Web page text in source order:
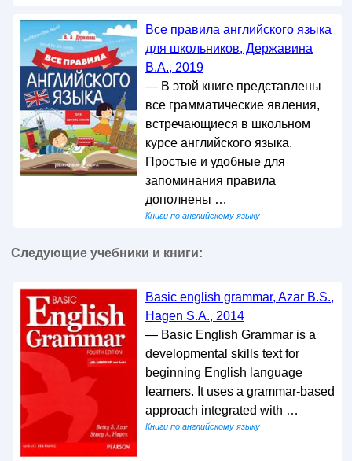
Все правила английского языка
для школьников, Державина
В.А., 2019
— В этой книге представлены
все грамматические явления,
встречающиеся в школьном
курсе английского языка.
Простые и удобные для
запоминания правила
дополнены …
Книги по английскому языку
Следующие учебники и книги:
Basic english grammar, Azar B.S.,
Hagen S.A., 2014
— Basic English Grammar is a
developmental skills text for
beginning English language
learners. It uses a grammar-based
approach integrated with …
Книги по английскому языку